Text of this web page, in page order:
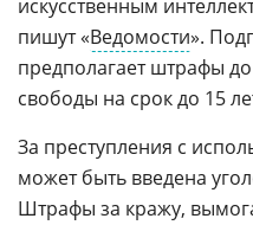
искусственным
пишут «Ведомости».
предполагает штрафы
свободы на срок до 15
За преступления с
может быть введена
Штрафы за кражу,